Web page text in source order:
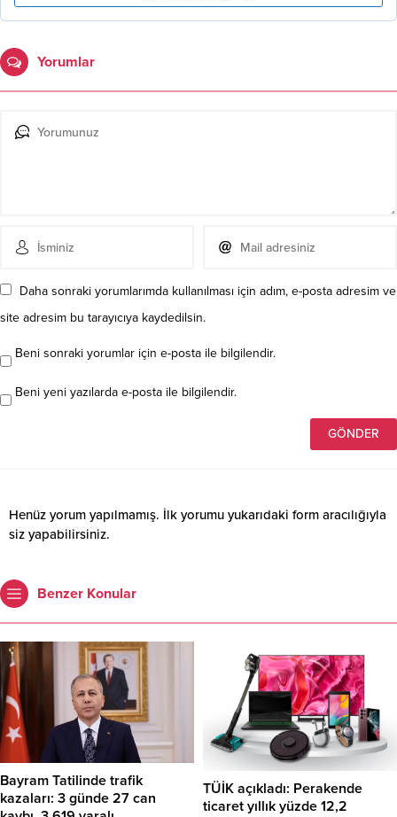
Yorumlar
Daha sonraki yorumlarımda kullanılması için adım, e-posta adresim ve
site adresim bu tarayıcıya kaydedilsin.
Beni sonraki yorumlar için e-posta ile bilgilendir.
Beni yeni yazılarda e-posta ile bilgilendir.
Henüz yorum yapılmamış. İlk yorumu yukarıdaki form aracılığıyla
siz yapabilirsiniz.
Benzer Konular
Bayram Tatilinde trafik
kazaları: 3 günde 27 can
TÜİK açıkladı: Perakende
ticaret yıllık yüzde 12,2